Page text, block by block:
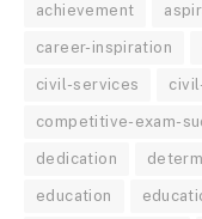
achievement
career-inspiration
civil-services
competitive-exam-
dedication
education